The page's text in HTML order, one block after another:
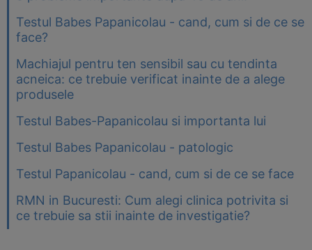
Testul Babes Papanicolau - cand, cum si de ce se
face?
Machiajul pentru ten sensibil sau cu tendinta
acneica: ce trebuie verificat inainte de a alege
produsele
Testul Babes-Papanicolau si importanta lui
Testul Babes Papanicolau - patologic
Testul Papanicolau - cand, cum si de ce se face
RMN in Bucuresti: Cum alegi clinica potrivita si
ce trebuie sa stii inainte de investigatie?